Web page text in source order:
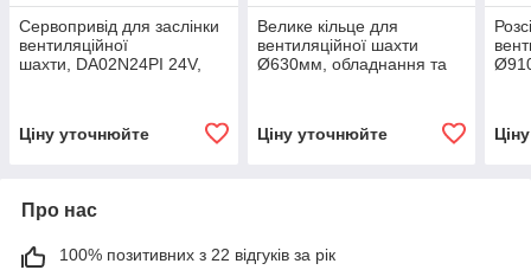
Сервопривід для заслінки
вентиляційної
шахти, DA02N24PI 24V,
Ціну уточнюйте
Велике кільце для
вентиляційної шахти
Ø630мм, обладнання та
Ціну уточнюйте
Про нас
100% позитивних з 22 відгуків за рік